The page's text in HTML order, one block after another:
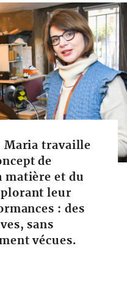
Maria travaille
de
matière et du
leur
: des
sans
vécues.